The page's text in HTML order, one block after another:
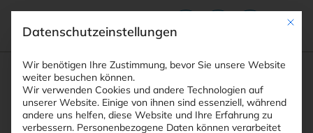
Suchfeld
Suchen
Mit
Datenschutzeinstellungen
Wir benötigen Ihre Zustimmung, bevor Sie unsere Website
weiter besuchen können.
Wir verwenden Cookies und andere Technologien auf
unserer Website. Einige von ihnen sind essenziell, während
andere uns helfen, diese Website und Ihre Erfahrung zu
verbessern. Personenbezogene Daten können verarbeitet